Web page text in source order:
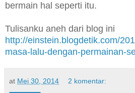
bermain hal seperti itu.
Tulisanku aneh dari blog ini
http://einstein.blogdetik.com/
masa-lalu-dengan-permainan-
at Mei 30, 2014 2 komentar: